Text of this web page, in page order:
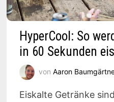
HyperCool: So
in 60 Sekunden
von Aaron
Eiskalte Getränke